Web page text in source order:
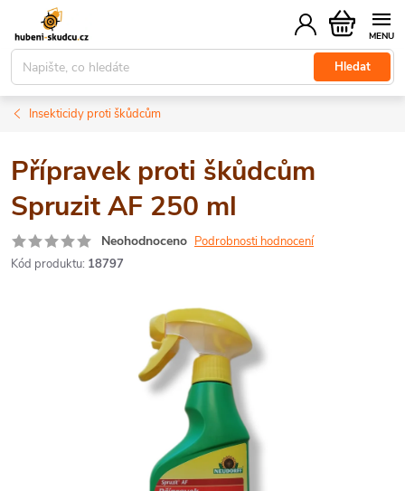
obsah
Hledat
Nákupní
košík
Insekticidy proti škůdcům
Přípravek proti škůdcům
Spruzit AF 250 ml
Neohodnoceno Podrobnosti hodnocení
Kód produktu: 18797